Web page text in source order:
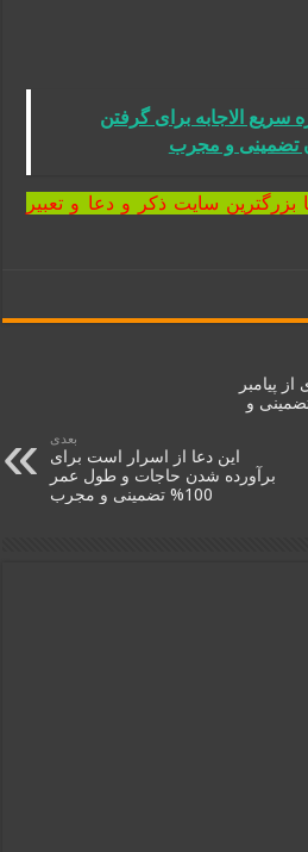
سریع الاجابه برای گرفتن
تضمینی و مجرب
سایت ذکر و دعا و تعبیر
پیامبر
و
بعدی
این دعا از اسرار است برای
برآورده شدن حاجات و طول عمر
100% تضمینی و مجرب